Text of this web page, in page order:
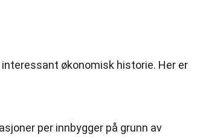
økonomisk historie. Her er
per innbygger på grunn av